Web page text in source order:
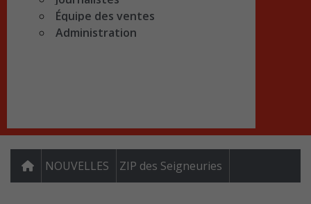
Équipe des ventes
Administration
NOUVELLES ZIP des Seigneuries